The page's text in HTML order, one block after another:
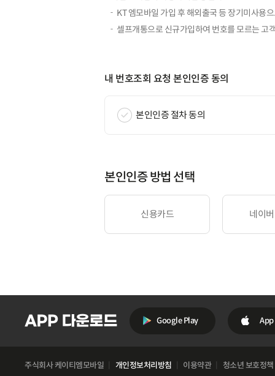
KT 엠모바일 가입 후 해외출국 등 장기미사용
셀프개통으로 신규가입하여 번호를 모르는 고
내 번호조회 요청 본인인증 동의
본인인증 절차 동의
본인인증 방법 선택
신용카드 네이
Google Play
주식회사 케이티엠모바일 개인정보처리방침 이용약관 청소년 보호정책